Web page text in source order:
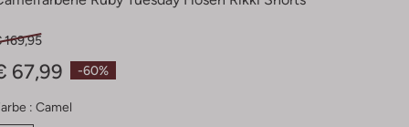
-60%
169,95
67,99
: Camel